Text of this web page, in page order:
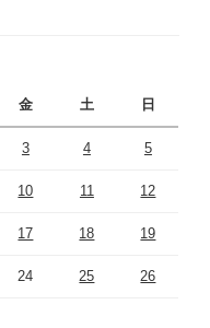
金 土 日
3 4 5
10 11 12
17 18 19
24 25 26